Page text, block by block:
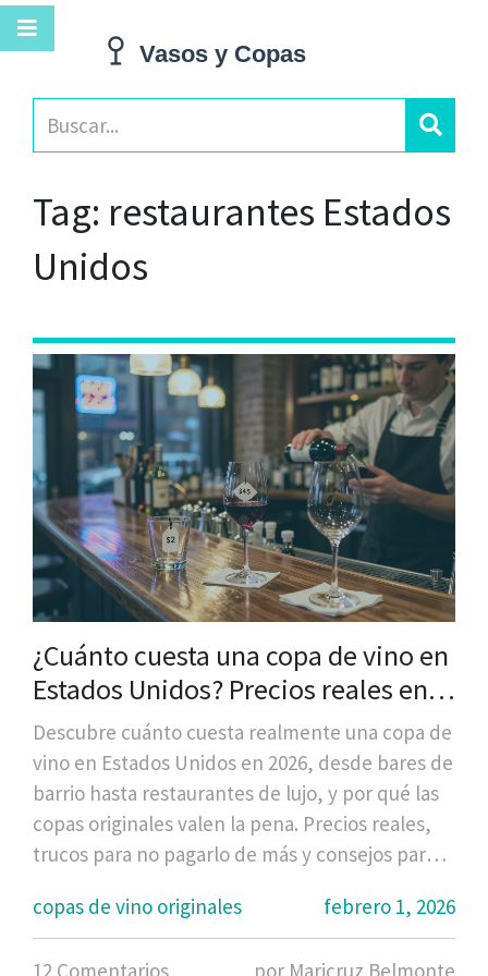
Tag: restaurantes Estados
Unidos
¿Cuánto cuesta una copa de vino en
Estados Unidos? Precios reales en
bares, restaurantes y tiendas
Descubre cuánto cuesta realmente una copa de
vino en Estados Unidos en 2026, desde bares de
barrio hasta restaurantes de lujo, y por qué las
copas originales valen la pena. Precios reales,
trucos para no pagarlo de más y consejos para
copas de vino originales
febrero 1, 2026